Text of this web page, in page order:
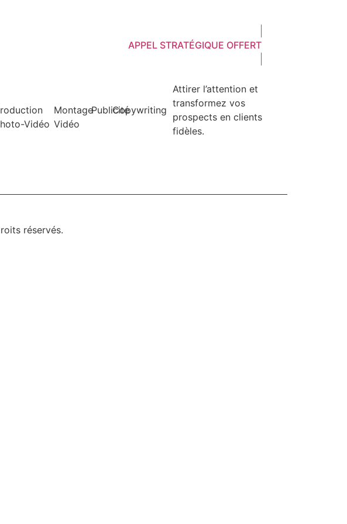
APPEL STRATÉGIQUE OFFERT
Vidéo
Montage
Vidéo
PublicitéCopywriting
Attirer l’attention et
transformez vos
prospects en clients
fidèles.
réservés.